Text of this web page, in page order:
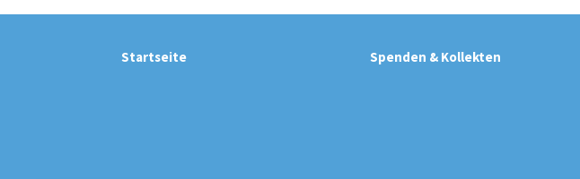
Startseite Spenden & Kollekten